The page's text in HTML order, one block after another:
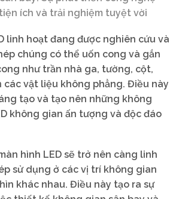
ích và trải nghiệm tuyệt vời
linh hoạt đang được nghiên cứu và
chúng có thể uốn cong và gắn
như trần nhà ga, tường, cột,
các vật liệu không phẳng. Điều này
tạo và tạo nên những không
không gian ấn tượng và độc đáo
hình LED sẽ trở nên càng linh
sử dụng ở các vị trí không gian
khác nhau. Điều này tạo ra sự